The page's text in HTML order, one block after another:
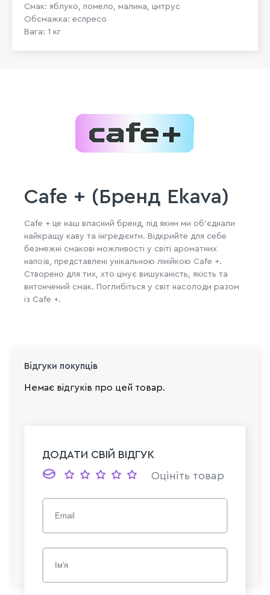
Смак: яблуко, помело, малина, цитрус
Обсмажка: еспресо
Вага: 1 кг
Cafe + (Бренд Ekava)
Cafe + це наш власний бренд, під яким ми об'єднали
найкращу каву та інгредієнти. Відкрийте для себе
безмежні смакові можливості у світі ароматних
напоїв, представлені унікальною лінійкою Cafe +.
Створено для тих, хто цінує вишуканість, якість та
витончений смак. Поглибіться у світ насолоди разом
із Cafe +.
Відгуки покупців
Немає відгуків про цей товар.
ДОДАТИ СВІЙ ВІДГУК
Оцініть товар